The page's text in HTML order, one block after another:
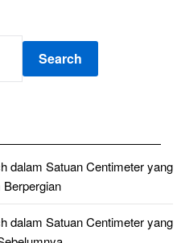
Search
dalam Satuan Centimeter yang
dalam Satuan Centimeter yang